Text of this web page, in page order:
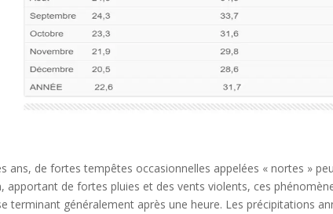
ans, de fortes tempêtes occasionnelles appelées « nortes »
apportant de fortes pluies et des vents violents, ces
terminant généralement après une heure. Les précipitations